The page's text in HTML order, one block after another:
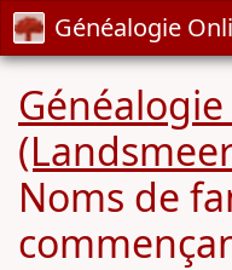
Généalogie
Noms de